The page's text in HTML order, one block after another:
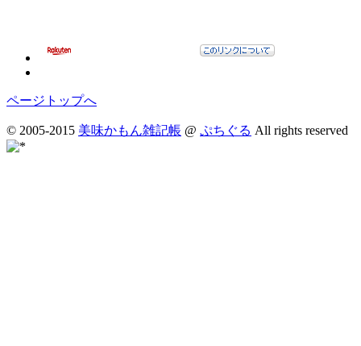
ページトップへ
© 2005-2015 美味かもん雑記帳 @ ぷちぐる All rights reserved